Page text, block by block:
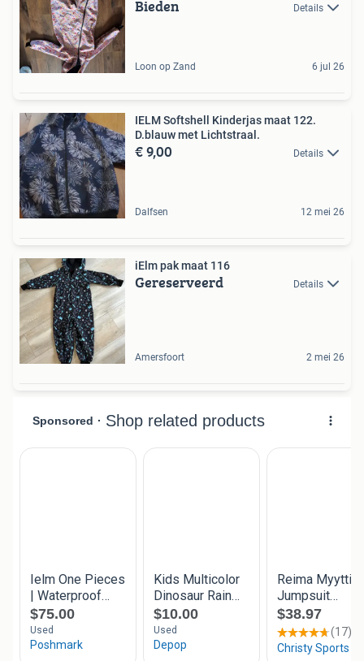
Bieden Details
Loon op Zand 6 jul 26
IELM Softshell Kinderjas maat 122.
D.blauw met Lichtstraal.
€ 9,00 Details
Dalfsen 12 mei 26
iElm pak maat 116
Gereserveerd Details
Amersfoort 2 mei 26